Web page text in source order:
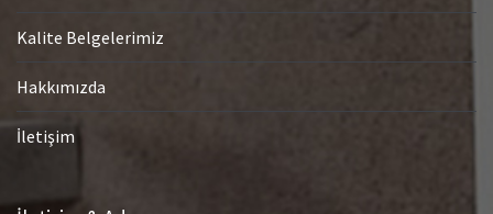
Kalite Belgelerimiz
Hakkımızda
İletişim